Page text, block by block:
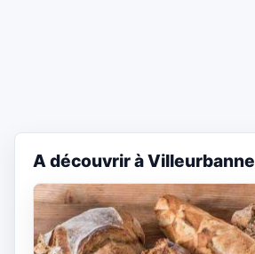
A découvrir à Villeurbanne